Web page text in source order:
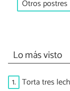
Otros postres
Lo más visto
1. Torta tres